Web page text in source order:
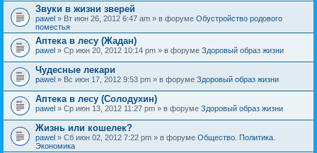
Звуки в жизни зверей
pawel » Вт июн 26, 2012 6:47 am » в форуме Обустройство родового
поместья
Аптека в лесу (Жадан)
pawel » Ср июн 20, 2012 10:14 pm » в форуме Здоровый образ жизни
Чудесные лекари
pawel » Вс июн 17, 2012 9:53 pm » в форуме Здоровый образ жизни
Аптека в лесу (Солодухин)
pawel » Ср июн 13, 2012 11:27 pm » в форуме Здоровый образ жизни
Жизнь или кошелек?
pawel » Сб июн 02, 2012 7:22 pm » в форуме Общество. Политика.
Экономика